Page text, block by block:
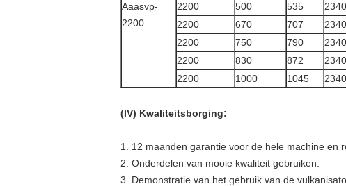
Aaasvp-
2200
2200 500 535 2340
2200
670 707 2340
2200
750 790 2340
2200
830 872 2340
2200
1000 1045 2340
(IV) Kwaliteitsborging:
1. 12 maanden garantie voor de hele machine en
2. Onderdelen van mooie kwaliteit gebruiken.
3. Demonstratie van het gebruik van de